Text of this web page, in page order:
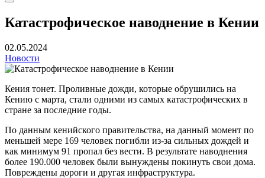
Катастрофическое наводнение в Кении
02.05.2024
Новости
Кения тонет. Проливные дожди, которые обрушились на
Кению с марта, стали одними из самых катастрофических в
стране за последние годы.
По данным кенийского правительства, на данный момент по
меньшей мере 169 человек погибли из-за сильных дождей и
как минимум 91 пропал без вести. В результате наводнения
более 190.000 человек были вынуждены покинуть свои дома.
Повреждены дороги и другая инфраструктура.